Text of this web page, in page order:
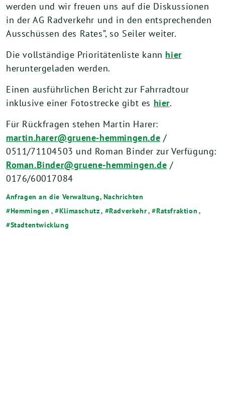
werden und wir freuen uns auf die Diskussionen
in der AG Radverkehr und in den entsprechenden
Ausschüssen des Rates”, so Seiler weiter.
Die vollständige Prioritätenliste kann hier
heruntergeladen werden.
Einen ausführlichen Bericht zur Fahrradtour
inklusive einer Fotostrecke gibt es hier.
Für Rückfragen stehen Martin Harer:
martin.harer@gruene-hemmingen.de /
0511/71104503 und Roman Binder zur Verfügung:
Roman.Binder@gruene-hemmingen.de /
0176/60017084
Anfragen an die Verwaltung, Nachrichten
Hemmingen , Klimaschutz, Radverkehr, Ratsfraktion ,
Stadtentwicklung